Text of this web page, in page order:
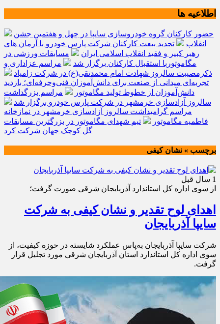
اطلاعیه ها
حضور کارکنان گروه خودروسازی سایپا در چهل و هفتمین جشن
انقلاب
تجدید بیعت کارکنان شرکت پارس خودرو با آرمان های
رهبر کبیر و فقید انقلاب اسلامی ایران
مسابقات ورزشی در
مگاموتوربا استقبال کارکنان برگزار شد
مراسم عزاداری و
ذکرمصیبت سالروز شهادت امام محمدتقی(ع) در شرکت زامیاد
تجربه‌ای میدانی از صنعت برای دانش‌آموزان فنی‌وحرفه‌ای؛ بازدید
دانش‌آموزان از خطوط تولید مگاموتور
مراسم بزرگداشت
سالروز آزادسازی خرمشهر در شرکت پارس خودرو برگزار شد
مراسم گرامیداشت سالروز آزادسازی خرمشهر در نمازخانه
فاطمیه مگاموتور
تیم شهدای مگاموتور در بزرگترین مسابقات
گل کوچک جهان شرکت کرد
برچسب » نشان کیفی
1 سال قبل
از سوی اداره کل استاندارد آذربایجان شرقی صورت گرفت؛
اهدای لوح تقدیر و نشان کیفی به شرکت
سایپا آذربایجان
شرکت سایپا آذربایجان به‌پاس عملکرد شایسته در حوزه کیفیت، از
سوی اداره کل استاندارد استان آذربایجان شرقی مورد تجلیل قرار
گرفت.